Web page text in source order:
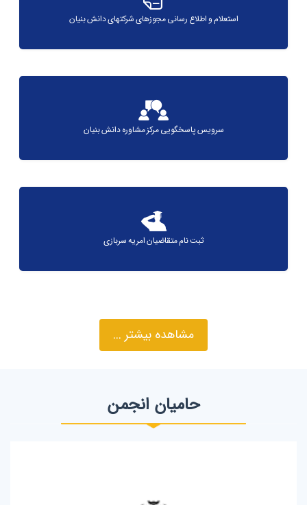
استعلام و اطلاع رسانی مجوزهای شرکتهای دانش بنیان
سرویس پاسخگویی مرکز مشاوره دانش بنیان
ثبت نام متقاضیان امریه سربازی
مشاهده بیشتر ...
حامیان انجمن